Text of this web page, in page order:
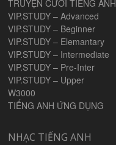
TRUYỆN CƯỜI TIẾNG ANH
VIP.STUDY – Advanced
VIP.STUDY – Beginner
VIP.STUDY – Elemantary
VIP.STUDY – Intermediate
VIP.STUDY – Pre-Inter
VIP.STUDY – Upper
W3000
TIẾNG ANH ỨNG DỤNG
NHẠC TIẾNG ANH